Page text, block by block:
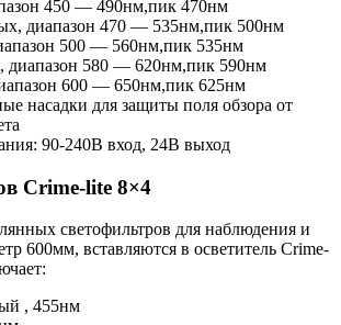
450 — 490нм,пик 470нм
диапазон 470 — 535нм,пик 500нм
500 — 560нм,пик 535нм
диапазон 580 — 620нм,пик 590нм
600 — 650нм,пик 625нм
насадки для защиты поля обзора от
90-240В вход, 24В выход
Crime-lite 8×4
светофильтров для наблюдения и
600мм, вставляются в осветитель Crime-
, 455нм